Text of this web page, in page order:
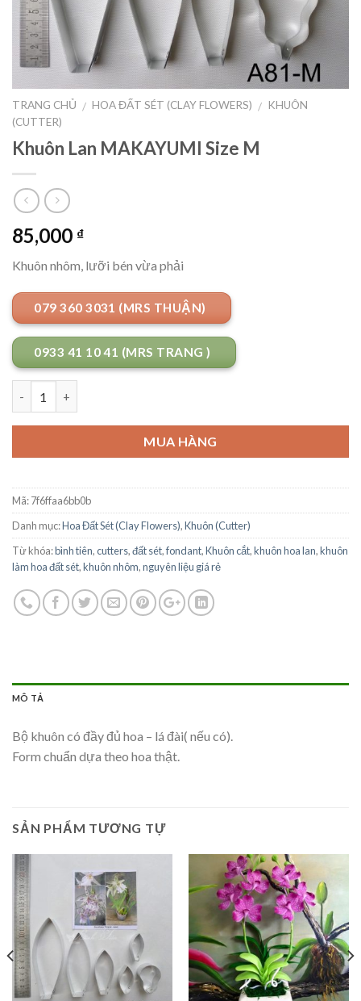
TRANG CHỦ / HOA ĐẤT SÉT (CLAY FLOWERS) / KHUÔN
(CUTTER)
Khuôn Lan MAKAYUMI Size M
85,000 ₫
Khuôn nhôm, lưỡi bén vừa phải
079 360 3031 (MRS THUẬN)
0933 41 10 41 (MRS TRANG )
MUA HÀNG
Mã:7f6ffaa6bb0b
Danh mục:Hoa Đất Sét (Clay Flowers),Khuôn (Cutter)
Từ khóa:bình tiên,cutters,đất sét,fondant,Khuôn cắt,khuôn hoa lan,khuôn
làm hoa đất sét,khuôn nhôm,nguyên liệu giá rẻ
MÔ TẢ
Bộ khuôn có đầy đủ hoa – lá đài( nếu có).
Form chuẩn dựa theo hoa thật.
SẢN PHẨM TƯƠNG TỰ